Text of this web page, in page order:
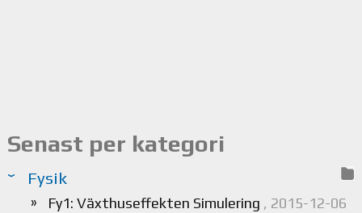
Senast per kategori
Fysik
Fy1: Växthuseffekten Simulering , 2015-12-06